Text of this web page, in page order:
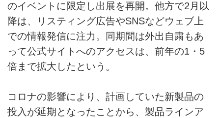
のイベントに限定し出展を再開。他方で2月以
降は、リスティング広告やSNSなどウェブ上
での情報発信に注力。同期間は外出自粛もあ
って公式サイトへのアクセスは、前年の1・5
倍まで拡大したという。
コロナの影響により、計画していた新製品の
投入が延期となったことから、製品ラインア